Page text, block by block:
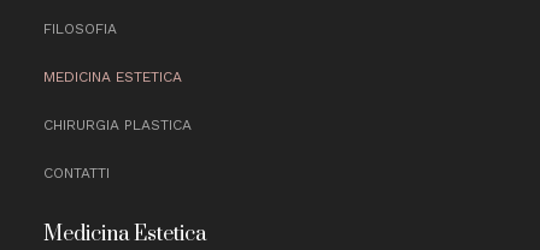
FILOSOFIA
MEDICINA ESTETICA
CHIRURGIA PLASTICA
CONTATTI
Medicina Estetica